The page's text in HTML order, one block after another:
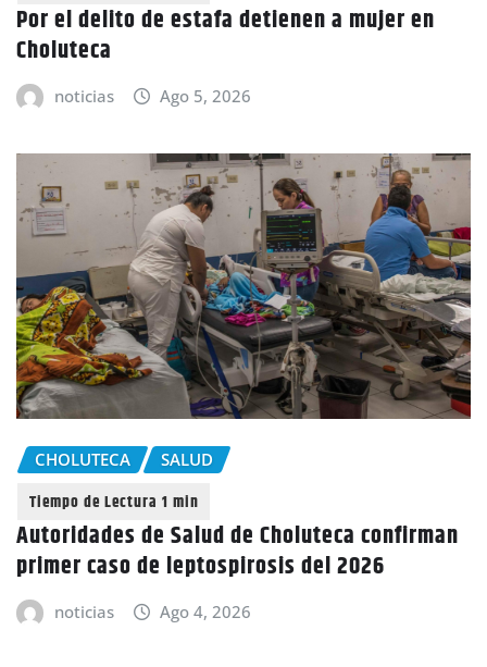
Por el delito de estafa detienen a mujer en
Choluteca
noticias Ago 5, 2026
CHOLUTECA SALUD
Autoridades de Salud de Choluteca confirman
primer caso de leptospirosis del 2026
noticias Ago 4, 2026